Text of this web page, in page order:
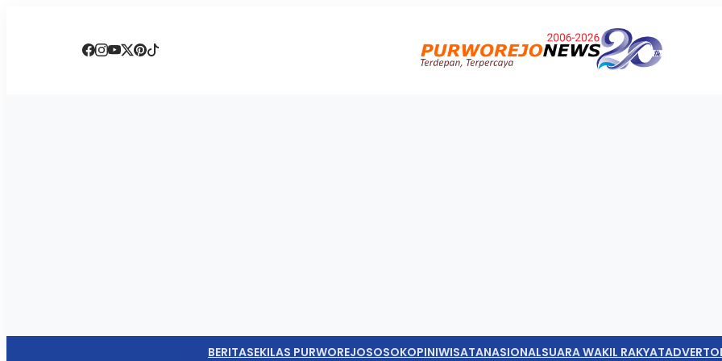
BERITASEKILAS PURWOREJOSOSOKOPINIWISATANASIONALSUARA WAKIL RAKYAT